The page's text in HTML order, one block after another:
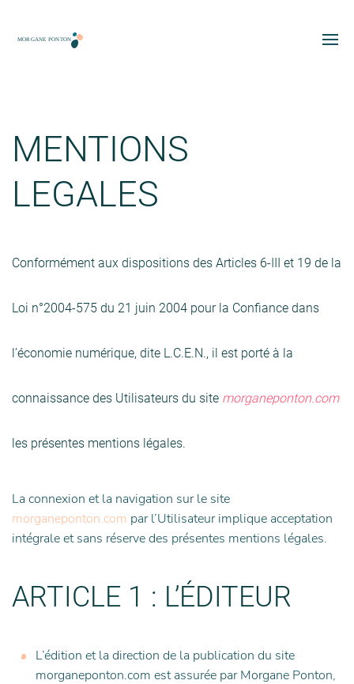
MENTIONS
LEGALES
Conformément aux dispositions des Articles 6-III et 19 de la
Loi n°2004-575 du 21 juin 2004 pour la Confiance dans
l’économie numérique, dite L.C.E.N., il est porté à la
connaissance des Utilisateurs du site morganeponton.com
les présentes mentions légales.
La connexion et la navigation sur le site
morganeponton.com par l’Utilisateur implique acceptation
intégrale et sans réserve des présentes mentions légales.
ARTICLE 1 : L’ÉDITEUR
L’édition et la direction de la publication du site
morganeponton.com est assurée par Morgane Ponton,